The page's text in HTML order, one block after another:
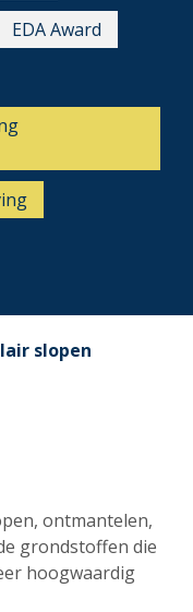
EDA Award
slopen
ontmantelen,
grondstoffen die
hoogwaardig